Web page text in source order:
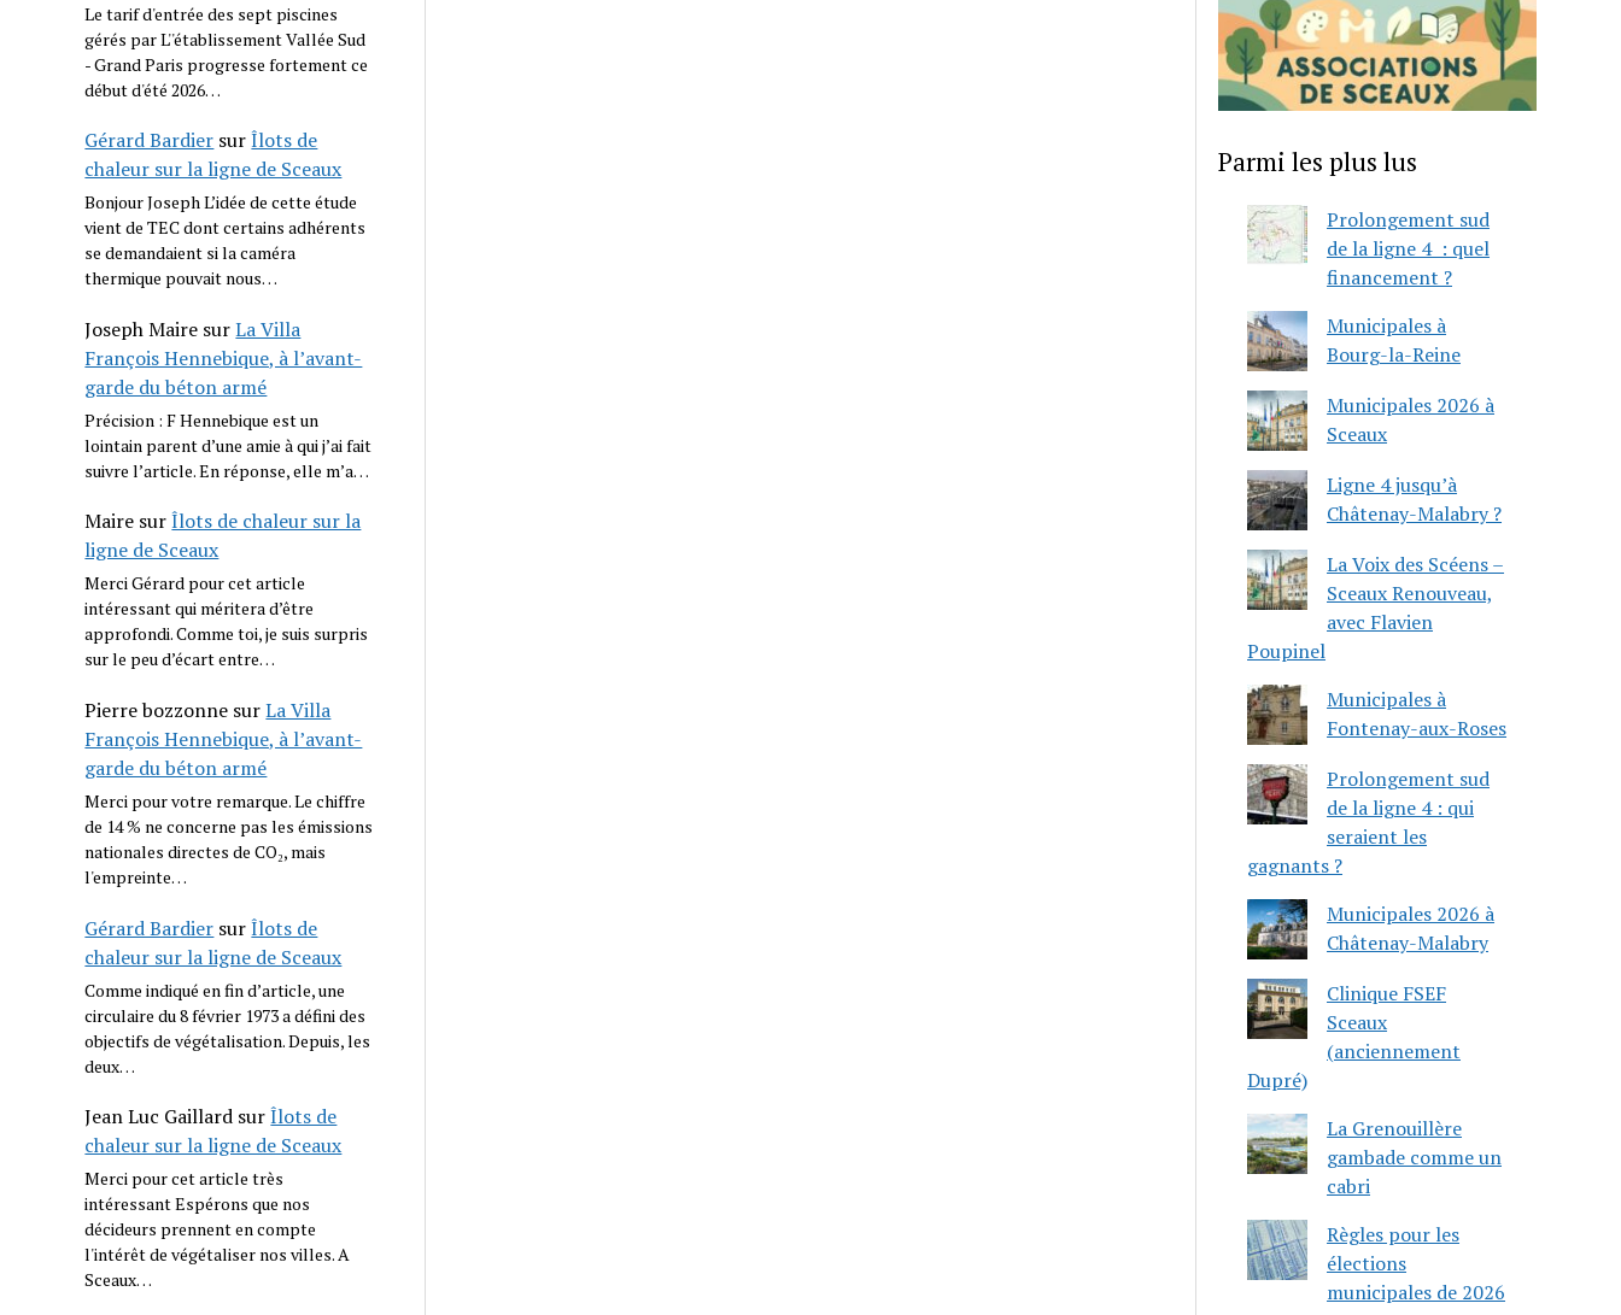
Le tarif d'entrée des sept piscines
gérés par L''établissement Vallée Sud
- Grand Paris progresse fortement ce
début d'été 2026…
Gérard Bardier surÎlots de
chaleur sur la ligne de Sceaux
Bonjour Joseph L’idée de cette étude
vient de TEC dont certains adhérents
se demandaient si la caméra
thermique pouvait nous…
Joseph Maire surLa Villa
François Hennebique, à l’avant-
garde du béton armé
Précision : F Hennebique est un
lointain parent d’une amie à qui j’ai fait
suivre l’article. En réponse, elle m’a…
Maire surÎlots de chaleur sur la
ligne de Sceaux
Merci Gérard pour cet article
intéressant qui méritera d’être
approfondi. Comme toi, je suis surpris
sur le peu d’écart entre…
Pierre bozzonne surLa Villa
François Hennebique, à l’avant-
garde du béton armé
Merci pour votre remarque. Le chiffre
de 14 % ne concerne pas les émissions
nationales directes de CO₂, mais
l'empreinte…
Gérard Bardier surÎlots de
chaleur sur la ligne de Sceaux
Comme indiqué en fin d’article, une
circulaire du 8 février 1973 a défini des
objectifs de végétalisation. Depuis, les
deux…
Jean Luc Gaillard surÎlots de
chaleur sur la ligne de Sceaux
Merci pour cet article très
intéressant Espérons que nos
décideurs prennent en compte
l'intérêt de végétaliser nos villes. A
Sceaux…
Parmi les plus lus
Prolongement sud
de la ligne 4 : quel
financement ?
Municipales à
Bourg-la-Reine
Municipales 2026 à
Sceaux
Ligne 4 jusqu’à
Châtenay-Malabry ?
La Voix des Scéens –
Sceaux Renouveau,
avec Flavien
Poupinel
Municipales à
Fontenay-aux-Roses
Prolongement sud
de la ligne 4 : qui
seraient les
gagnants ?
Municipales 2026 à
Châtenay-Malabry
Clinique FSEF
Sceaux
(anciennement
Dupré)
La Grenouillère
gambade comme un
cabri
Règles pour les
élections
municipales de 2026